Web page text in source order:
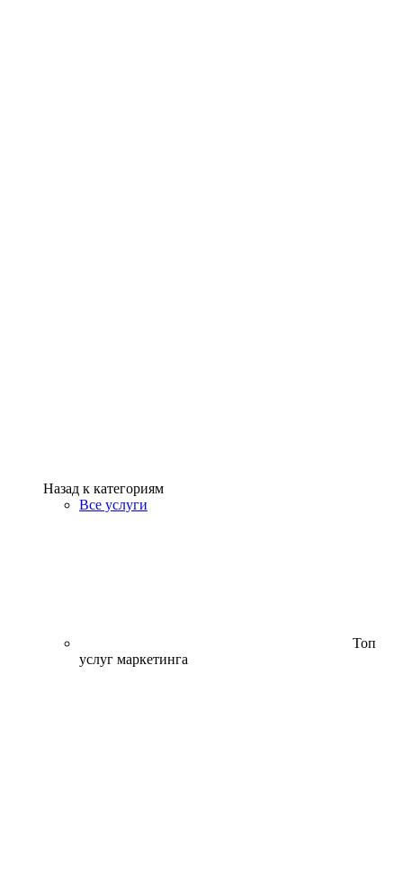
Назад к категориям
Все услуги
Топ
услуг маркетинга